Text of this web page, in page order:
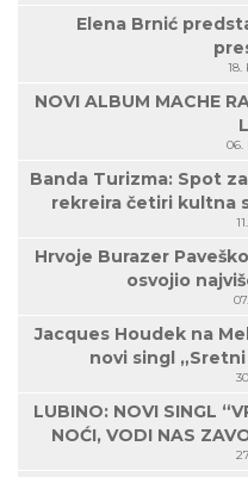
Elena Brnić
18.
NOVI ALBUM MACHE
06.
Banda Turizma: Spot
rekreira četiri kultna
Hrvoje Burazer
osvojio
Jacques Houdek na
novi singl
LUBINO: NOVI SINGL
NOĆI, VODI NAS